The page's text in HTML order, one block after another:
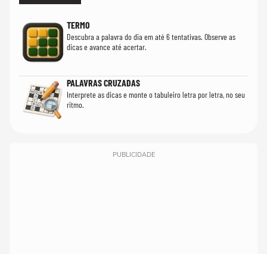
TERMO
Descubra a palavra do dia em até 6 tentativas. Observe as
dicas e avance até acertar.
PALAVRAS CRUZADAS
Interprete as dicas e monte o tabuleiro letra por letra, no seu
ritmo.
PUBLICIDADE